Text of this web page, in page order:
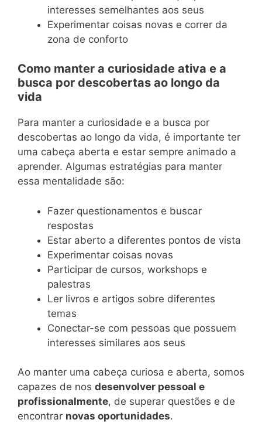
interesses semelhantes aos seus
Experimentar coisas novas e correr da
zona de conforto
Como manter a curiosidade ativa e a
busca por descobertas ao longo da
vida
Para manter a curiosidade e a busca por
descobertas ao longo da vida, é importante ter
uma cabeça aberta e estar sempre animado a
aprender. Algumas estratégias para manter
essa mentalidade são:
Fazer questionamentos e buscar
respostas
Estar aberto a diferentes pontos de vista
Experimentar coisas novas
Participar de cursos, workshops e
palestras
Ler livros e artigos sobre diferentes
temas
Conectar-se com pessoas que possuem
interesses similares aos seus
Ao manter uma cabeça curiosa e aberta, somos
capazes de nos desenvolver pessoal e
profissionalmente, de superar questões e de
encontrar novas oportunidades.